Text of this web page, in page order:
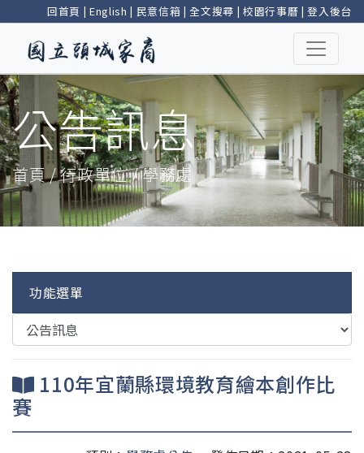
回首頁 | English | 民意信箱 |全文搜尋 | 校園行事曆 |登入後台
公告訊息
首頁 / 行政單位 / 學務處
功能選單
110年宜蘭縣環境教育繪本創作比
賽